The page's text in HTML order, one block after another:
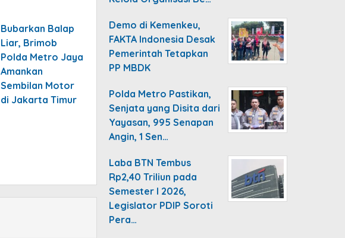
Bubarkan Balap
Liar, Brimob
Polda Metro Jaya
Amankan
Sembilan Motor
di Jakarta Timur
Demo di Kemenkeu,
FAKTA Indonesia Desak
Pemerintah Tetapkan
PP MBDK
Polda Metro Pastikan,
Senjata yang Disita dari
Yayasan, 995 Senapan
Angin, 1 Sen…
Laba BTN Tembus
Rp2,40 Triliun pada
Semester I 2026,
Legislator PDIP Soroti
Pera…